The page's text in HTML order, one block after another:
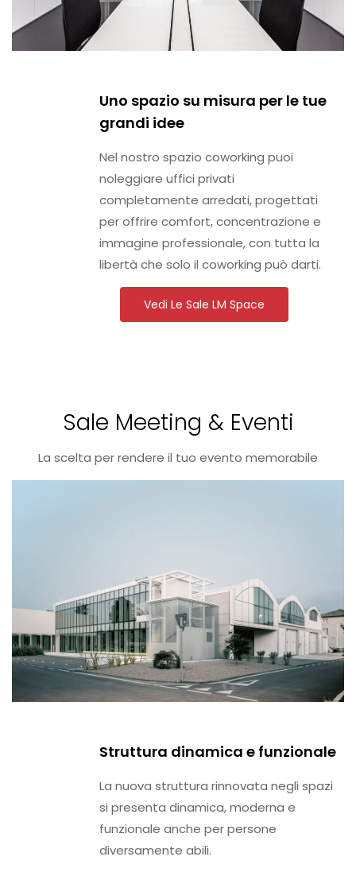
Uno spazio su misura per le tue
grandi idee
Nel nostro spazio coworking puoi
noleggiare uffici privati
completamente arredati, progettati
per offrire comfort, concentrazione e
immagine professionale, con tutta la
libertà che solo il coworking può darti.
Vedi Le Sale LM Space
Sale Meeting & Eventi
La scelta per rendere il tuo evento memorabile
Struttura dinamica e funzionale
La nuova struttura rinnovata negli spazi
si presenta dinamica, moderna e
funzionale anche per persone
diversamente abili.